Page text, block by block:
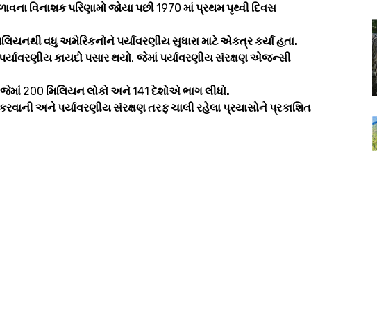
વિનાશક પરિણામો જોયા પછી1970 માં પ્રથમ પૃથ્વી દિવસ
વધુ અમેરિકનોને પર્યાવરણીય સુધારા માટે એકત્ર કર્યા હતા.
કાયદો પસાર થયો, જેમાં પર્યાવરણીય સંરક્ષણ એજન્સી
200 મિલિયન લોકો અને141 દેશોએ ભાગ લીધો.
અને પર્યાવરણીય સંરક્ષણ તરફ ચાલી રહેલા પ્રયાસોને પ્રકાશિત